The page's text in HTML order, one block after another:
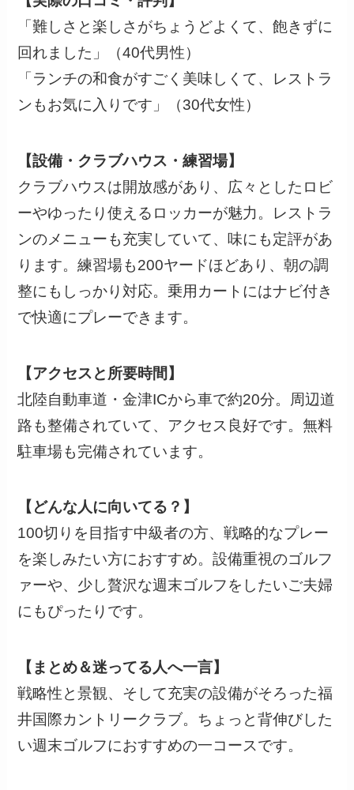
「難しさと楽しさがちょうどよくて、飽きずに
回れました」（40代男性）
「ランチの和食がすごく美味しくて、レストラ
ンもお気に入りです」（30代女性）
【設備・クラブハウス・練習場】
クラブハウスは開放感があり、広々としたロビ
ーやゆったり使えるロッカーが魅力。レストラ
ンのメニューも充実していて、味にも定評があ
ります。練習場も200ヤードほどあり、朝の調
整にもしっかり対応。乗用カートにはナビ付き
で快適にプレーできます。
【アクセスと所要時間】
北陸自動車道・金津ICから車で約20分。周辺道
路も整備されていて、アクセス良好です。無料
駐車場も完備されています。
【どんな人に向いてる？】
100切りを目指す中級者の方、戦略的なプレー
を楽しみたい方におすすめ。設備重視のゴルフ
ァーや、少し贅沢な週末ゴルフをしたいご夫婦
にもぴったりです。
【まとめ＆迷ってる人へ一言】
戦略性と景観、そして充実の設備がそろった福
井国際カントリークラブ。ちょっと背伸びした
い週末ゴルフにおすすめの一コースです。